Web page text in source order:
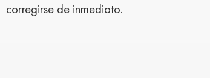
corregirse de inmediato.